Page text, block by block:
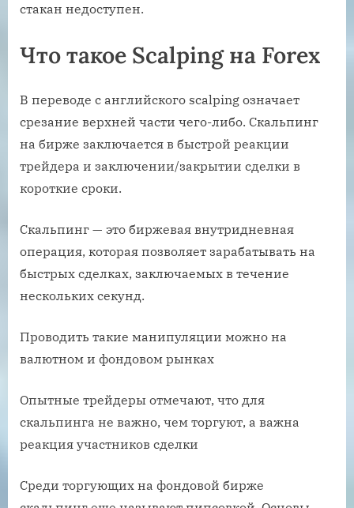
стакан недоступен.
Что такое Scalping на Forex
В переводе с английского scalping означает
срезание верхней части чего-либо. Скальпинг
на бирже заключается в быстрой реакции
трейдера и заключении/закрытии сделки в
короткие сроки.
Скальпинг — это биржевая внутридневная
операция, которая позволяет зарабатывать на
быстрых сделках, заключаемых в течение
нескольких секунд.
Проводить такие манипуляции можно на
валютном и фондовом рынках
Опытные трейдеры отмечают, что для
скальпинга не важно, чем торгуют, а важна
реакция участников сделки
Среди торгующих на фондовой бирже